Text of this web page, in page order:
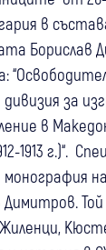
в
Борислав
за
в
1913 г.)“.
Димитров.